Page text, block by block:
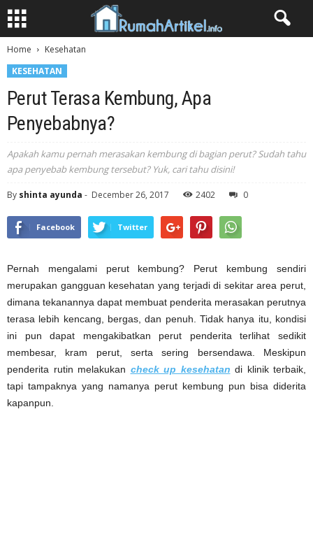
Home
Kesehatan
KESEHATAN
Perut Terasa Kembung, Apa
Penyebabnya?
Apakah kamu pernah merasakan kembung di bagian perut? Sudah tahu
apa penyebab kembung tersebut? Yuk, cari tahu disini!
By shinta ayunda - December 26, 2017 2402 0
Facebook Twitter
Pernah mengalami perut kembung? Perut kembung sendiri
merupakan gangguan kesehatan yang terjadi di sekitar area perut,
dimana tekanannya dapat membuat penderita merasakan perutnya
terasa lebih kencang, bergas, dan penuh. Tidak hanya itu, kondisi
ini pun dapat mengakibatkan perut penderita terlihat sedikit
membesar, kram perut, serta sering bersendawa. Meskipun
penderita rutin melakukan check up kesehatan di klinik terbaik,
tapi tampaknya yang namanya perut kembung pun bisa diderita
kapanpun.